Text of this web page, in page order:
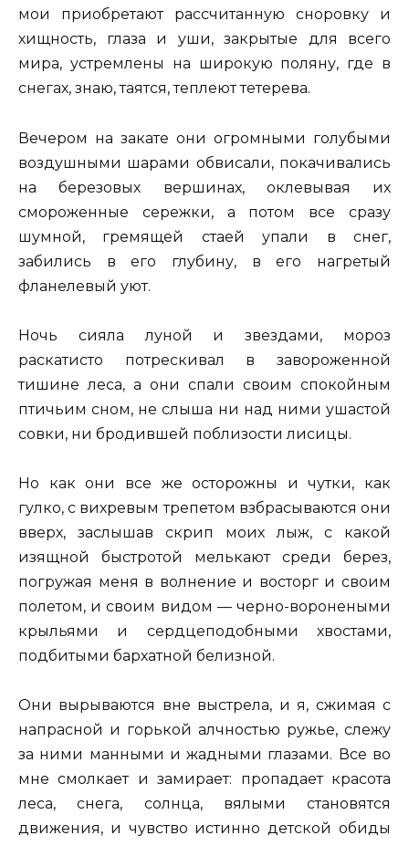
мои приобретают рассчитанную сноровку и
хищность, глаза и уши, закрытые для всего
мира, устремлены на широкую поляну, где в
снегах, знаю, таятся, теплеют тетерева.
Вечером на закате они огромными голубыми
воздушными шарами обвисали, покачивались
на березовых вершинах, оклевывая их
смороженные сережки, а потом все сразу
шумной, гремящей стаей упали в снег,
забились в его глубину, в его нагретый
фланелевый уют.
Ночь сияла луной и звездами, мороз
раскатисто потрескивал в завороженной
тишине леса, а они спали своим спокойным
птичьим сном, не слыша ни над ними ушастой
совки, ни бродившей поблизости лисицы.
Но как они все же осторожны и чутки, как
гулко, с вихревым трепетом взбрасываются они
вверх, заслышав скрип моих лыж, с какой
изящной быстротой мелькают среди берез,
погружая меня в волнение и восторг и своим
полетом, и своим видом — черно-воронеными
крыльями и сердцеподобными хвостами,
подбитыми бархатной белизной.
Они вырываются вне выстрела, и я, сжимая с
напрасной и горькой алчностью ружье, слежу
за ними манными и жадными глазами. Все во
мне смолкает и замирает: пропадает красота
леса, снега, солнца, вялыми становятся
движения, и чувство истинно детской обиды